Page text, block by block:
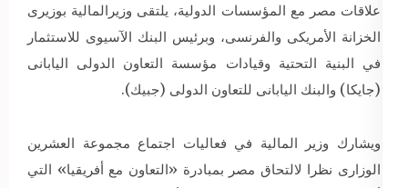
علاقات مصر مع المؤسسات الدولية، يلتقى وزيرالمالية بوزيرى
الخزانة الأمريكى والفرنسى، وبرئيس البنك الآسيوى للاستثمار
في البنية التحتية وقيادات مؤسسة التعاون الدولى اليابانى
(جايكا) والبنك اليابانى للتعاون الدولى (جبيك).
ويشارك وزير المالية في فعاليات اجتماع مجموعة العشرين
الوزارى نظرا لالتحاق مصر بمبادرة «التعاون مع أفريقيا» التي